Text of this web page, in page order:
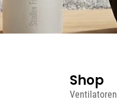
Shop
Ventilatoren